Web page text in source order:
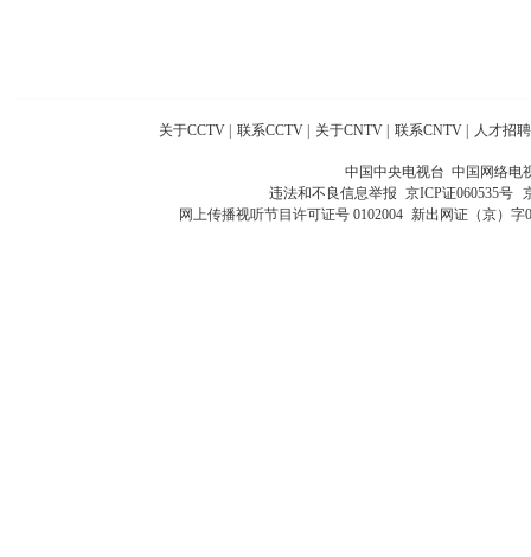
关于CCTV 联系CCTV 关于CNTV 联系CNTV 人才招聘
中国中央电视台 中国网络电
违法和不良信息举报 京ICP证060535号
网上传播视听节目许可证号 0102004 新出网证（京）